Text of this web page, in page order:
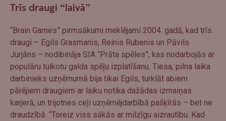
Trīs draugi “laivā”
“Brain Games” pirmsākumi meklējami 2004. gadā, kad trīs
draugi – Egils Grasmanis, Reinis Rubenis un Pāvils
Jurjāns – nodibināja SIA “Prāta spēles”, kas nodarbojās ar
populāru tulkotu galda spēļu izplatīšanu. Tiesa, pilna laika
darbinieks uzņēmumā bija tikai Egils, turklāt abiem
pārējiem draugiem ar laiku notika dažādas izmaiņas
karjerā, un trijotnes ceļi uzņēmējdarbībā pašķīrās – bet ne
draudzībā. “Toreiz viss sākās ar milzīgu aizrautību. Kad